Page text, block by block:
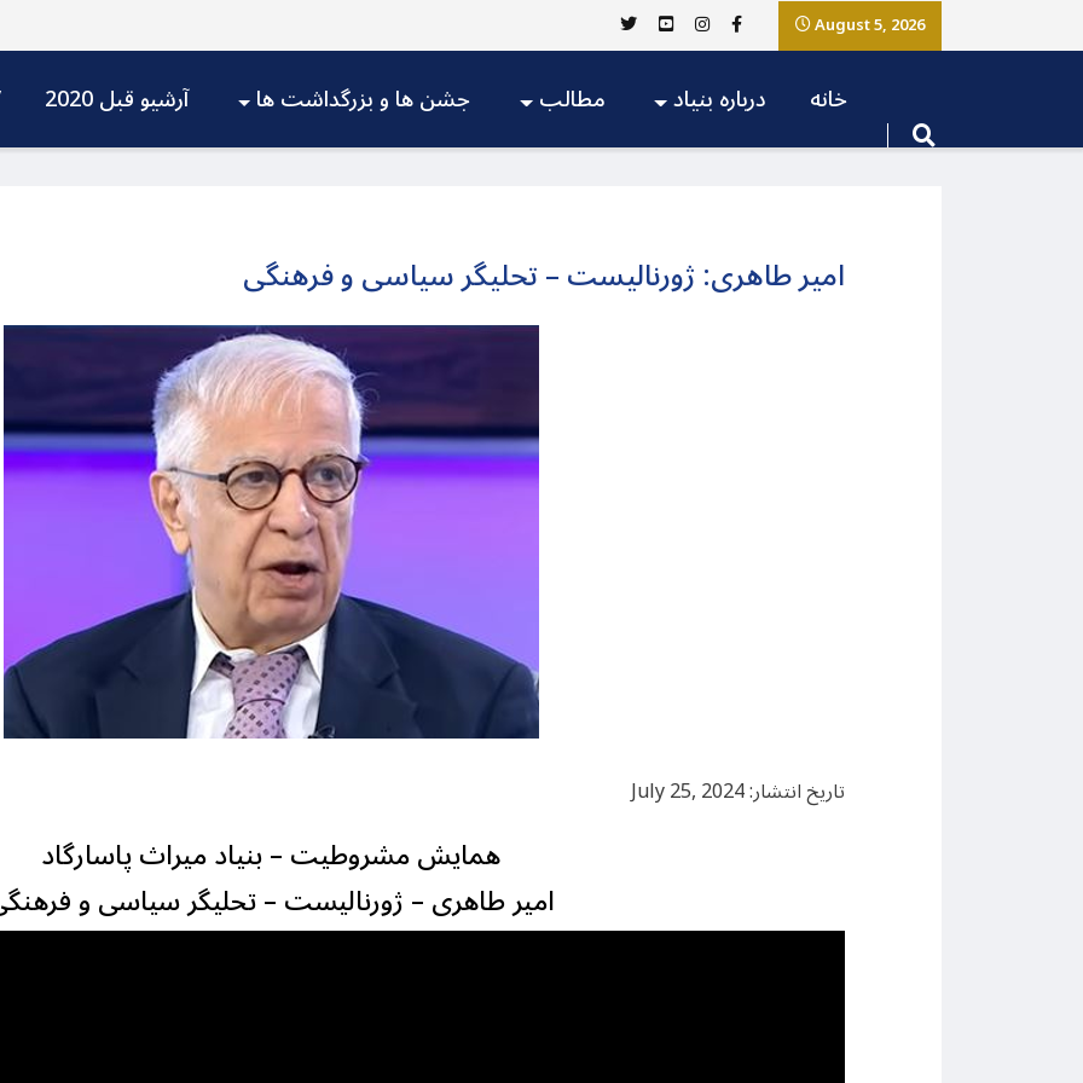
August 5, 2026
آرشیو قبل 2020 جشن ها و بزرگداشت ها مطالب درباره بنیاد خانه
امیر طاهری: ژورنالیست – تحلیگر سیاسی و فرهنگی
تاریخ انتشار: July 25, 2024
همایش مشروطیت – بنیاد میراث پاسارگاد
امیر طاهری – ژورنالیست – تحلیگر سیاسی و